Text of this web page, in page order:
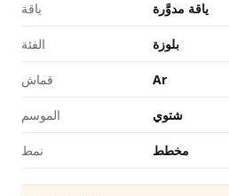
ياقة ياقة مدوَّرة
الفئة بلوزة
قماش Ar
الموسم شتوي
نمط مخطط